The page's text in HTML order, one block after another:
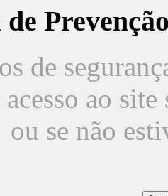
de
de
acesso ao
ou se não